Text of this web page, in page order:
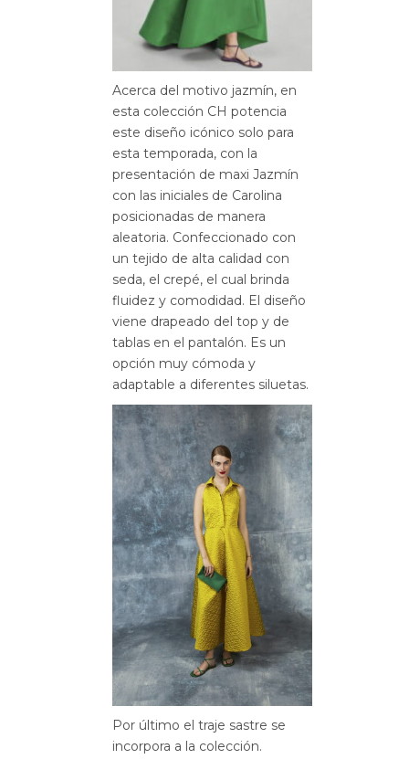
Acerca del motivo jazmín, en
esta colección CH potencia
este diseño icónico solo para
esta temporada, con la
presentación de maxi Jazmín
con las iniciales de Carolina
posicionadas de manera
aleatoria. Confeccionado con
un tejido de alta calidad con
seda, el crepé, el cual brinda
fluidez y comodidad. El diseño
viene drapeado del top y de
tablas en el pantalón. Es un
opción muy cómoda y
adaptable a diferentes siluetas.
Por último el traje sastre se
incorpora a la colección.